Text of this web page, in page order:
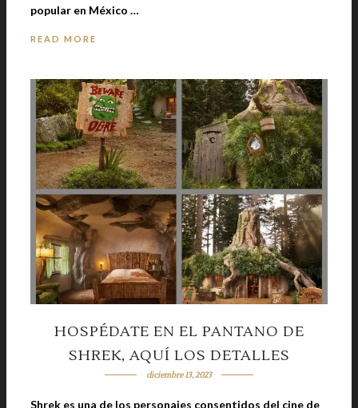
popular en México …
READ MORE
HOSPÉDATE EN EL PANTANO DE
SHREK, AQUÍ LOS DETALLES
diciembre 13, 2023
Shrek es una de los personajes consentidos del cine de